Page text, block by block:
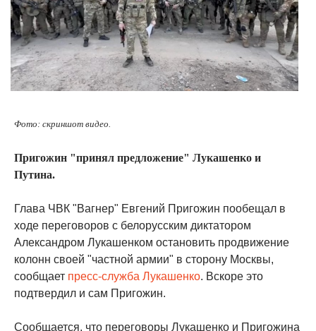
Фото: скриншот видео.
Пригожин "принял предложение" Лукашенко и
Путина.
Глава ЧВК "Вагнер" Евгений Пригожин пообещал в
ходе переговоров с белорусским диктатором
Александром Лукашенком остановить продвижение
колонн своей "частной армии" в сторону Москвы,
сообщает пресс-служба Лукашенко. Вскоре это
подтвердил и сам Пригожин.
Сообщается, что переговоры Лукашенко и Пригожина